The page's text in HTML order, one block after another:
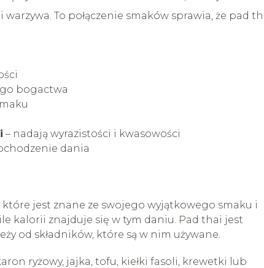
To połączenie smaków sprawia, że pad
bogactwa
– nadają wyrazistości i kwasowości
dania
jest znane ze swojego wyjątkowego smaku i
kalorii znajduje się w tym daniu. Pad thai jest
od składników, które są w nim używane.
ryżowy, jajka, tofu, kiełki fasoli, krewetki lub